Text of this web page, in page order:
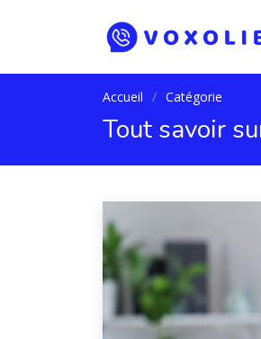
Accueil Catégorie
Tout savoir